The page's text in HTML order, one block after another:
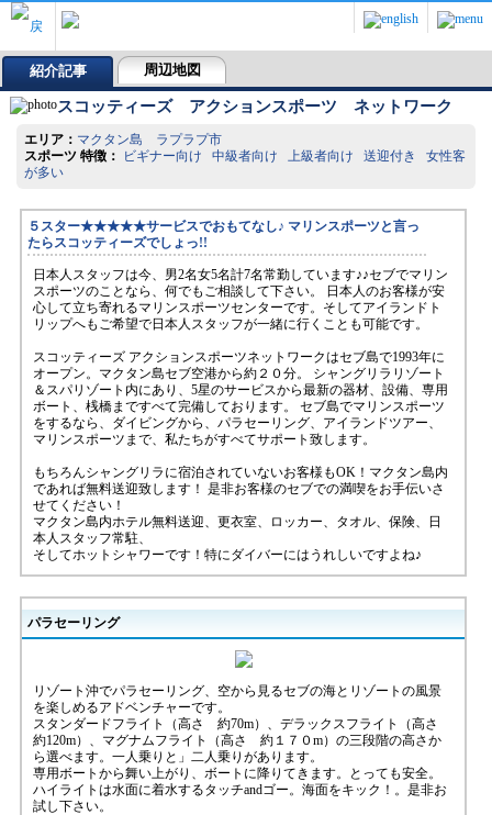
紹介記事 周辺地図
スコッティーズ アクションスポーツ ネットワーク
エリア： マクタン島 ラプラプ市
スポーツ 特徴：
ビギナー向け 中級者向け 上級者向け 送迎付き 女性客
が多い
５スター★★★★★サービスでおもてなし♪ マリンスポーツと言っ
たらスコッティーズでしょっ!!
日本人スタッフは今、男2名女5名計7名常勤しています♪♪セブでマリン
スポーツのことなら、何でもご相談して下さい。 日本人のお客様が安
心して立ち寄れるマリンスポーツセンターです。そしてアイランドト
リップへもご希望で日本人スタッフが一緒に行くことも可能です。
スコッティーズ アクションスポーツネットワークはセブ島で1993年に
オープン。マクタン島セブ空港から約２０分。 シャングリラリゾート
＆スパリゾート内にあり、5星のサービスから最新の器材、設備、専用
ボート、桟橋まですべて完備しております。 セブ島でマリンスポーツ
をするなら、ダイビングから、パラセーリング、アイランドツアー、
マリンスポーツまで、私たちがすべてサポート致します。
もちろんシャングリラに宿泊されていないお客様もOK！マクタン島内
であれば無料送迎致します！ 是非お客様のセブでの満喫をお手伝いさ
せてください！
マクタン島内ホテル無料送迎、更衣室、ロッカー、タオル、保険、日
本人スタッフ常駐、
そしてホットシャワーです！特にダイバーにはうれしいですよね♪
パラセーリング
リゾート沖でパラセーリング、空から見るセブの海とリゾートの風景
を楽しめるアドベンチャーです。
スタンダードフライト（高さ 約70m）、デラックスフライト（高さ
約120m）、マグナムフライト（高さ 約１７０m）の三段階の高さか
ら選べます。一人乗りと」二人乗りがあります。
専用ボートから舞い上がり、ボートに降りてきます。とっても安全。
ハイライトは水面に着水するタッチandゴー。海面をキック！。是非お
試し下さい。